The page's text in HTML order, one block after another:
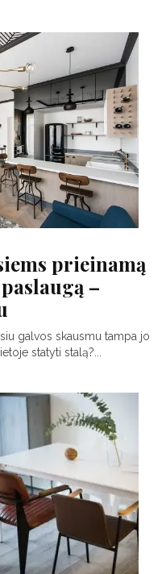
prieinamą
–
galvos skausmu tampa jo
statyti stalą?...